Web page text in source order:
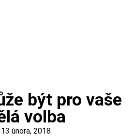
být pro vaše
volba
13 února, 2018